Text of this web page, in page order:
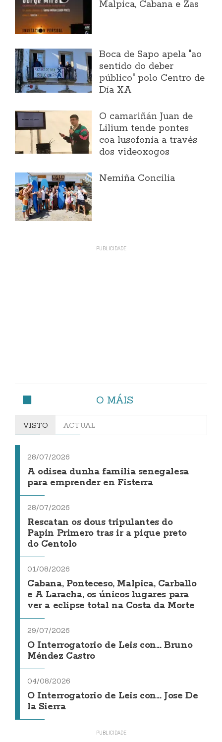
Malpica, Cabana e Zas
Boca de Sapo apela "ao
sentido do deber
público" polo Centro de
Día XA
O camariñán Juan de
Lilium tende pontes
coa lusofonía a través
dos videoxogos
Nemiña Concilia
O MÁIS
VISTO ACTUAL
28/07/2026
A odisea dunha familia senegalesa
para emprender en Fisterra
28/07/2026
Rescatan os dous tripulantes do
Papin Primero tras ir a pique preto
do Centolo
01/08/2026
Cabana, Ponteceso, Malpica, Carballo
e A Laracha, os únicos lugares para
ver a eclipse total na Costa da Morte
29/07/2026
O Interrogatorio de Leis con... Bruno
Méndez Castro
04/08/2026
O Interrogatorio de Leis con... Jose De
la Sierra